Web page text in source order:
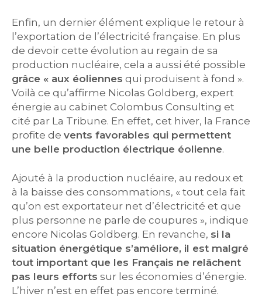
Enfin, un dernier élément explique le retour à
l’exportation de l’électricité française. En plus
de devoir cette évolution au regain de sa
production nucléaire, cela a aussi été possible
grâce « aux éoliennes qui produisent à fond ».
Voilà ce qu’affirme Nicolas Goldberg, expert
énergie au cabinet Colombus Consulting et
cité par La Tribune. En effet, cet hiver, la France
profite de vents favorables qui permettent
une belle production électrique éolienne.
Ajouté à la production nucléaire, au redoux et
à la baisse des consommations, « tout cela fait
qu’on est exportateur net d’électricité et que
plus personne ne parle de coupures », indique
encore Nicolas Goldberg. En revanche, si la
situation énergétique s’améliore, il est malgré
tout important que les Français ne relâchent
pas leurs efforts sur les économies d’énergie.
L’hiver n’est en effet pas encore terminé.